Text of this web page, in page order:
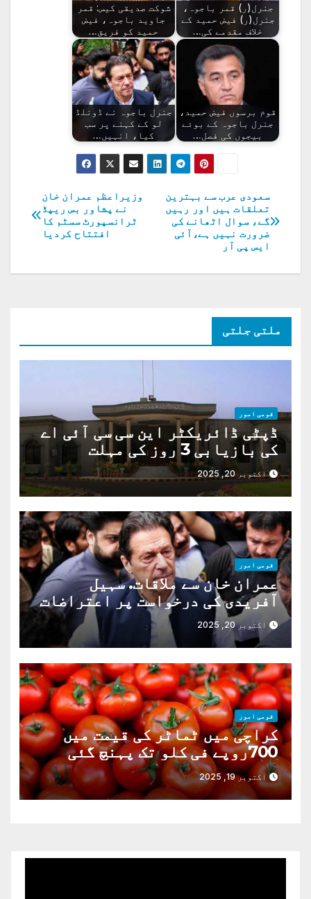
جنرل(ر) قمر باجوہ،
جنرل(ر) فیض حمید کے
خلاف مقدمے کی…
شوکت صدیقی کیس: قمر
جاوید باجوہ، فیض
حمید کو فریق…
‏قوم برسوں فیض حمید،
جنرل باجوہ کے بوئے
بیجوں کی فصل…
جنرل باجوہ نے ڈونلڈ
لو کے کہنے پر سب
کیا، انہیں…
پوسٹوں
کی
نیویگیشن
وزیراعظم عمران خان
نے پشاور بس ریپڈ
ٹرانسپورٹ سسٹم کا
افتتاح کردیا
سعودی عرب سے بہترین
تعلقات ہیں اور رہیں
گے، سوال اٹھانے کی
ضرورت نہیں ہے،آئی
ایس پی آر
ملتی جلتی
قومی امور
ڈپٹی ڈائریکٹر این سی سی آئی اے
کی بازیابی 3 روز کی مہلت
اکتوبر 20, 2025
قومی امور
عمران خان سے ملاقات. سہیل
آفریدی کی درخواست پر اعتراضات
دوراکتوبر 20, 2025
قومی امور
کراچی میں ٹماٹر کی قیمت میں
700روپے فی کلو تک پہنچ گئی
اکتوبر 19, 2025